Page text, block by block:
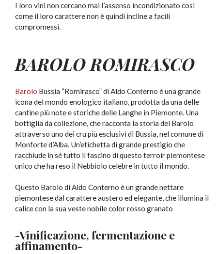
I loro vini non cercano mai l’assenso incondizionato così
come il loro carattere non è quindi incline a facili
compromessi.
BAROLOROMIRASCO
Barolo Bussia “Romirasco” di Aldo Conterno è una grande
icona del mondo enologico italiano, prodotta da una delle
cantine più note e storiche delle Langhe in Piemonte. Una
bottiglia da collezione, che racconta la storia del Barolo
attraverso uno dei cru più esclusivi di Bussia, nel comune di
Monforte d’Alba. Un’etichetta di grande prestigio che
racchiude in sé tutto il fascino di questo terroir piemontese
unico che ha reso il Nebbiolo celebre in tutto il mondo.
Questo Barolo di Aldo Conterno è un grande nettare
piemontese dal carattere austero ed elegante, che illumina il
calice con la sua veste nobile color rosso granato
-Vinificazione, fermentazione e
affinamento-